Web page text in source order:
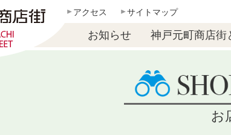
アクセス サイトマップ
お知らせ 神戸元町商店街
お